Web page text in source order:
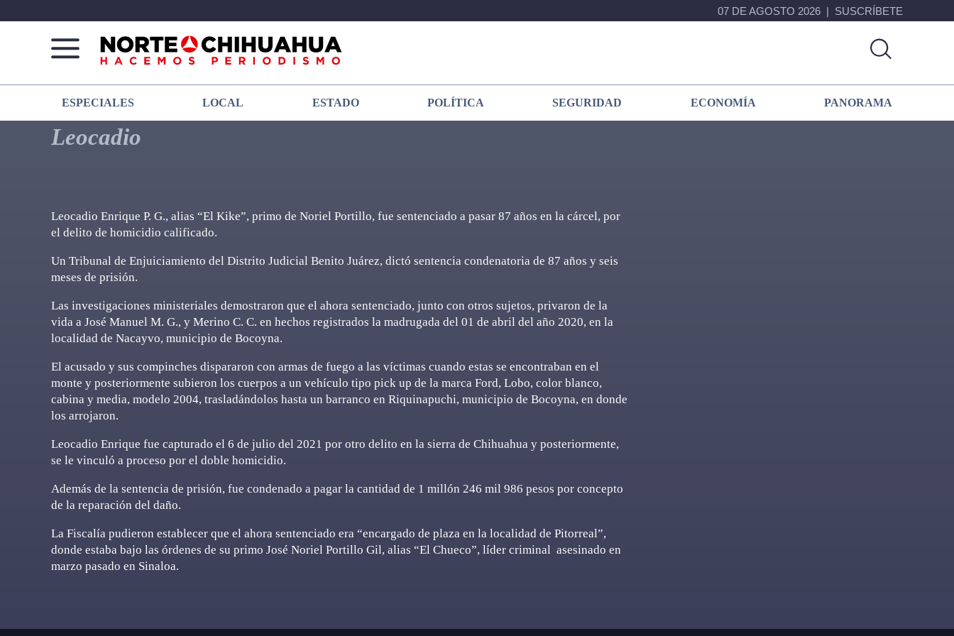
07 DE AGOSTO 2026 SUSCRÍBETE
Norte
De
Chihuahua
Más
que
noticias,
hacemos periodismo
ESPECIALES LOCAL ESTADO POLÍTICA SEGURIDAD ECONOMÍA PANORAMA
Leocadio
Leocadio Enrique P. G., alias “El Kike”, primo de Noriel Portillo, fue sentenciado a pasar 87 años en la cárcel, por
el delito de homicidio calificado.
Un Tribunal de Enjuiciamiento del Distrito Judicial Benito Juárez, dictó sentencia condenatoria de 87 años y seis
meses de prisión.
Las investigaciones ministeriales demostraron que el ahora sentenciado, junto con otros sujetos, privaron de la
vida a José Manuel M. G., y Merino C. C. en hechos registrados la madrugada del 01 de abril del año 2020, en la
localidad de Nacayvo, municipio de Bocoyna.
El acusado y sus compinches dispararon con armas de fuego a las víctimas cuando estas se encontraban en el
monte y posteriormente subieron los cuerpos a un vehículo tipo pick up de la marca Ford, Lobo, color blanco,
cabina y media, modelo 2004, trasladándolos hasta un barranco en Riquinapuchi, municipio de Bocoyna, en donde
los arrojaron.
Leocadio Enrique fue capturado el 6 de julio del 2021 por otro delito en la sierra de Chihuahua y posteriormente,
se le vinculó a proceso por el doble homicidio.
Además de la sentencia de prisión, fue condenado a pagar la cantidad de 1 millón 246 mil 986 pesos por concepto
de la reparación del daño.
La Fiscalía pudieron establecer que el ahora sentenciado era “encargado de plaza en la localidad de Pitorreal”,
donde estaba bajo las órdenes de su primo José Noriel Portillo Gil, alias “El Chueco”, líder criminal asesinado en
marzo pasado en Sinaloa.